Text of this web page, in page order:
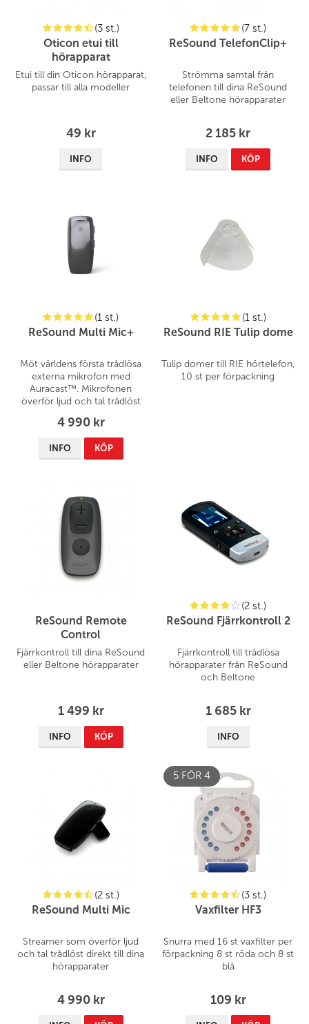
(3 st.)
Oticon etui till
hörapparat
Etui till din Oticon hörapparat,
passar till alla modeller
49 kr
INFO
(7 st.)
ReSound TelefonClip+
Strömma samtal från
telefonen till dina ReSound
eller Beltone hörapparater
2 185 kr
INFO KÖP
(1 st.)
ReSound Multi Mic+
Möt världens första trådlösa
externa mikrofon med
Auracast™. Mikrofonen
överför ljud och tal trådlöst
och ger dig ett extra stöd i
situationer där det är svårt att
höra.
4 990 kr
INFO KÖP
(1 st.)
ReSound RIE Tulip dome
Tulip domer till RIE hörtelefon,
10 st per förpackning
ReSound Remote
Control
Fjärrkontroll till dina ReSound
eller Beltone hörapparater
1 499 kr
INFO KÖP
(2 st.)
ReSound Fjärrkontroll 2
Fjärrkontroll till trådlösa
hörapparater från ReSound
och Beltone
1 685 kr
INFO
(2 st.)
ReSound Multi Mic
Streamer som överför ljud
och tal trådlöst direkt till dina
hörapparater
4 990 kr
(3 st.)
Vaxfilter HF3
Snurra med 16 st vaxfilter per
förpackning 8 st röda och 8 st
blå
5 FÖR 4
109 kr